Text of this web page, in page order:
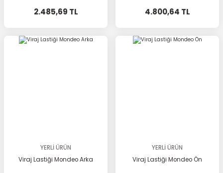
2.485,69 TL 4.800,64 TL
YERLİ ÜRÜN
Viraj Lastiği Mondeo Arka
YERLİ ÜRÜN
Viraj Lastiği Mondeo Ön